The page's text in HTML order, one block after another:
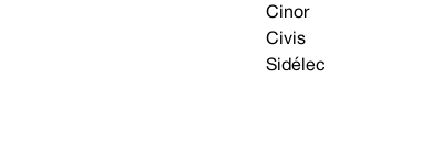
Cinor
Civis
Sidélec